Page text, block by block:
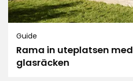
Guide
Rama in uteplatsen med
glasräcken